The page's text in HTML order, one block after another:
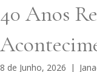
40 Anos
8 de Junho, 2026 |